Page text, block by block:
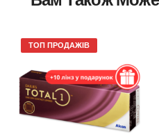
ТОП ПРОДАЖІВ